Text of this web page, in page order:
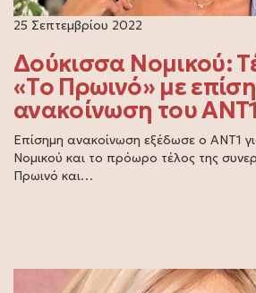
25 Σεπτεμβρίου 2022
Δούκισσα Νομικού:
«Το Πρωινό» με
ανακοίνωση του
Επίσημη ανακοίνωση εξέδωσε ο ΑΝΤ1
Νομικού και το πρόωρο τέλος της
Πρωινό και…